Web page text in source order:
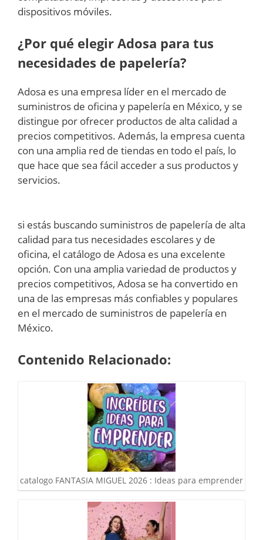
dispositivos móviles.
¿Por qué elegir Adosa para tus
necesidades de papelería?
Adosa es una empresa líder en el mercado de
suministros de oficina y papelería en México, y se
distingue por ofrecer productos de alta calidad a
precios competitivos. Además, la empresa cuenta
con una amplia red de tiendas en todo el país, lo
que hace que sea fácil acceder a sus productos y
servicios.
si estás buscando suministros de papelería de alta
calidad para tus necesidades escolares y de
oficina, el catálogo de Adosa es una excelente
opción. Con una amplia variedad de productos y
precios competitivos, Adosa se ha convertido en
una de las empresas más confiables y populares
en el mercado de suministros de papelería en
México.
Contenido Relacionado:
catalogo FANTASIA MIGUEL 2026 : Ideas para emprender